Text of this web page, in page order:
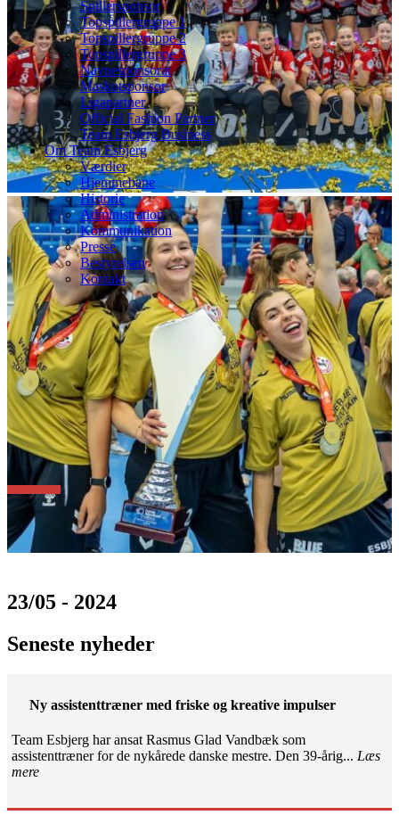
Spillersponsor
Topspillergruppe 1
Topspillergruppe 2
Topspillergruppe 3
Navnesponsorat
Maskotsponsor
Ligapartner
Official Fashion Partner
Team Esbjerg Business
Om Team Esbjerg
Værdier
Hjemmebane
Historie
Administration
Kommunikation
Presse
Bestyrelsen
Kontakt
23/05 - 2024
Seneste nyheder
Ny assistenttræner med friske og kreative impulser
Team Esbjerg har ansat Rasmus Glad Vandbæk som
assistenttræner for de nykårede danske mestre. Den 39-årig... Læs
mere